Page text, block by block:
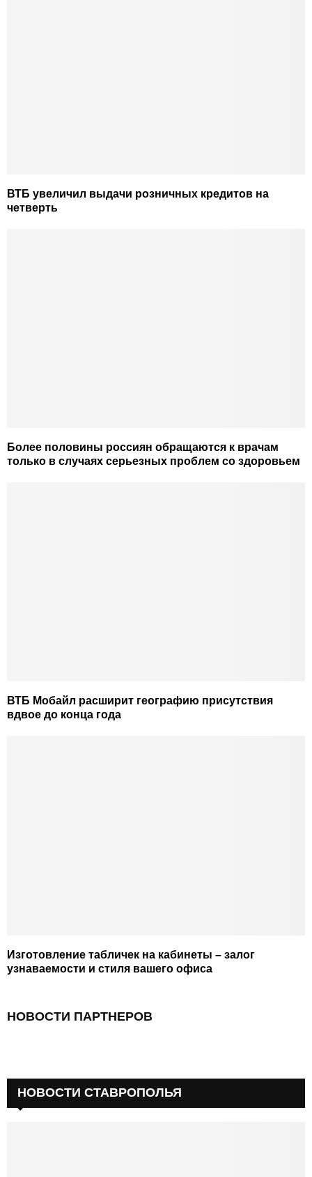
ВТБ увеличил выдачи розничных кредитов на
четверть
Более половины россиян обращаются к врачам
только в случаях серьезных проблем со здоровьем
ВТБ Мобайл расширит географию присутствия
вдвое до конца года
Изготовление табличек на кабинеты – залог
узнаваемости и стиля вашего офиса
НОВОСТИ ПАРТНЕРОВ
НОВОСТИ СТАВРОПОЛЬЯ